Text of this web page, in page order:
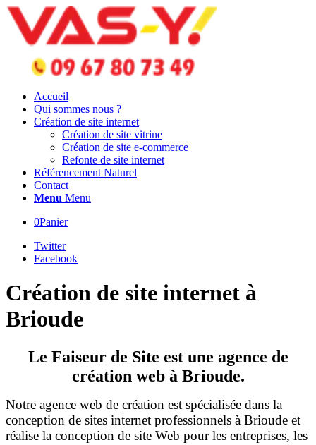
Accueil
Qui sommes nous ?
Création de site internet
Création de site vitrine
Création de site e-commerce
Refonte de site internet
Référencement Naturel
Contact
Menu Menu
0Panier
Twitter
Facebook
Création de site internet à
Brioude
Le Faiseur de Site est une agence de
création web à Brioude.
Notre agence web de création est spécialisée dans la
conception de sites internet professionnels à Brioude et
réalise la conception de site Web pour les entreprises, les